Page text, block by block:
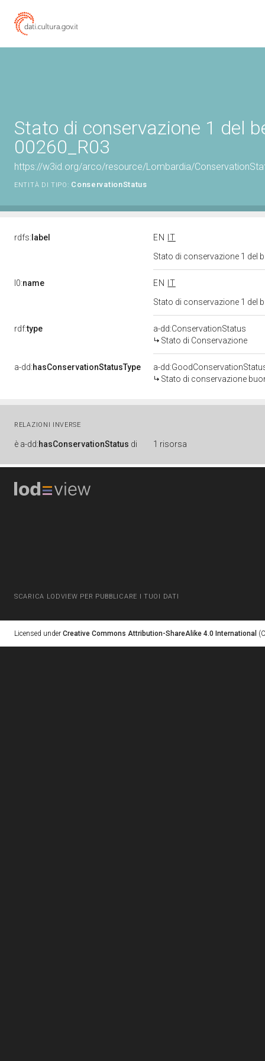
Stato di conservazione 1 del
00260_R03
https://w3id.org/arco/resource/Lombardia/
ENTITÀ DI TIPO: ConservationStatus
rdfs: label EN
IT
Stato di conservazione 1 del
l0:name EN
IT
Stato di conservazione 1 del
rdf:type
a-dd:ConservationStatus
Stato di Conservazione
a-dd:hasConservationStatusType
a-
Stato di conservazione
RELAZIONI INVERSE
è a-dd:hasConservationStatus di 1 risorsa
SCARICA LODVIEW PER PUBBLICARE I TUOI DATI
Licensed under Creative Commons Attribution-ShareAlike 4.0 International